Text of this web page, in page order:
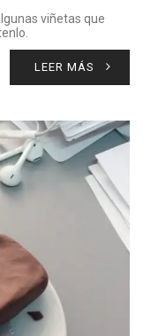
viñetas que
LEER MÁS